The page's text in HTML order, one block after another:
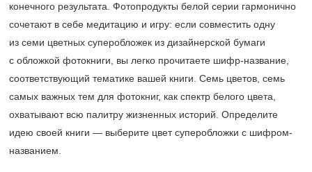
конечного результата. Фотопродукты белой серии гармонично
сочетают в себе медитацию и игру: если совместить одну
из семи цветных суперобложек из дизайнерской бумаги
с обложкой фотокниги, вы легко прочитаете шифр-название,
соответствующий тематике вашей книги. Семь цветов, семь
самых важных тем для фотокниг, как спектр белого цвета,
охватывают всю палитру жизненных историй. Определите
идею своей книги — выберите цвет суперобложки c шифром-
названием.